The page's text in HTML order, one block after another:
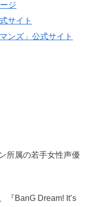
ジ
サイト
ンズ」公式サイト
所属の若手女性声優
『BanG Dream! It’s